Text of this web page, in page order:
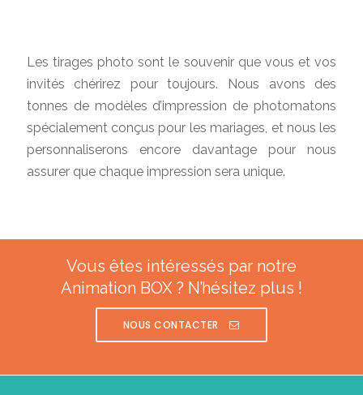
Les tirages photo sont le souvenir que vous et vos
invités chérirez pour toujours. Nous avons des
tonnes de modèles d’impression de photomatons
spécialement conçus pour les mariages, et nous les
personnaliserons encore davantage pour nous
assurer que chaque impression sera unique.
Vous êtes intéressés par notre
Animation BOX ? N’hésitez plus !
NOUS CONTACTER